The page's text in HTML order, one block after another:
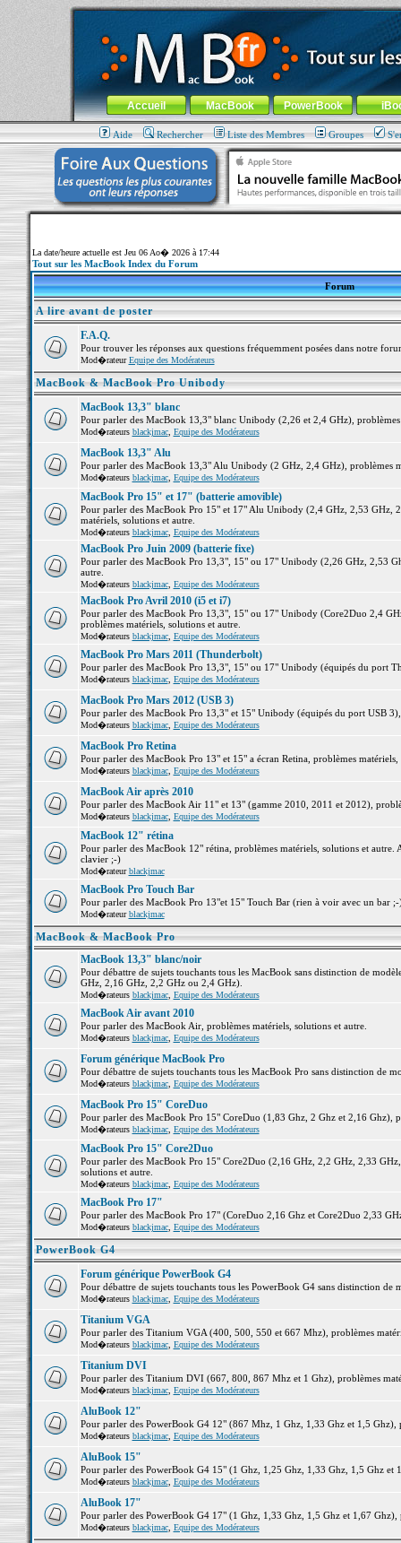
MacBook-fr.com : 100% Apple... 100% nomade !
Aller au contenu-Aller au menu général-Aller au menu de
Menu général
Accueil MacBook PowerBook
Aide Rechercher Liste des Membres Groupes
La date/heure actuelle est Jeu 06 Ao� 2026 à 17:44
Tout sur les MacBook Index du Forum
Forum
A lire avant de poster
F.A.Q.
Pour trouver les réponses aux questions fréquemment posées dans notre
Mod�rateurEquipe des Modérateurs
MacBook & MacBook Pro Unibody
MacBook 13,3" blanc
Pour parler des MacBook 13,3" blanc Unibody (2,26 et 2,4 GHz),
Mod�rateurs blackjmac, Equipe des Modérateurs
MacBook 13,3" Alu
Pour parler des MacBook 13,3" Alu Unibody (2 GHz, 2,4 GHz), problèmes
Mod�rateurs blackjmac, Equipe des Modérateurs
MacBook Pro 15" et 17" (batterie amovible)
Pour parler des MacBook Pro 15" et 17" Alu Unibody (2,4 GHz, 2,53 GHz,
matériels, solutions et autre.
Mod�rateurs blackjmac, Equipe des Modérateurs
MacBook Pro Juin 2009 (batterie fixe)
Pour parler des MacBook Pro 13,3", 15" ou 17" Unibody (2,26 GHz, 2,53
autre.
Mod�rateurs blackjmac, Equipe des Modérateurs
MacBook Pro Avril 2010 (i5 et i7)
Pour parler des MacBook Pro 13,3", 15" ou 17" Unibody (Core2Duo 2,4
problèmes matériels, solutions et autre.
Mod�rateurs blackjmac, Equipe des Modérateurs
MacBook Pro Mars 2011 (Thunderbolt)
Pour parler des MacBook Pro 13,3", 15" ou 17" Unibody (équipés du port
Mod�rateurs blackjmac, Equipe des Modérateurs
MacBook Pro Mars 2012 (USB 3)
Pour parler des MacBook Pro 13,3" et 15" Unibody (équipés du port USB
Mod�rateurs blackjmac, Equipe des Modérateurs
MacBook Pro Retina
Pour parler des MacBook Pro 13" et 15" a écran Retina, problèmes matériels,
Mod�rateurs blackjmac, Equipe des Modérateurs
MacBook Air après 2010
Pour parler des MacBook Air 11" et 13" (gamme 2010, 2011 et 2012),
Mod�rateurs blackjmac, Equipe des Modérateurs
MacBook 12" rétina
Pour parler des MacBook 12" rétina, problèmes matériels, solutions et
clavier ;-)
Mod�rateurblackjmac
MacBook Pro Touch Bar
Pour parler des MacBook Pro 13"et 15" Touch Bar (rien à voir avec un bar
Mod�rateurblackjmac
MacBook & MacBook Pro
MacBook 13,3" blanc/noir
Pour débattre de sujets touchants tous les MacBook sans distinction de
GHz, 2,16 GHz, 2,2 GHz ou 2,4 GHz).
Mod�rateurs blackjmac, Equipe des Modérateurs
MacBook Air avant 2010
Pour parler des MacBook Air, problèmes matériels, solutions et autre.
Mod�rateurs blackjmac, Equipe des Modérateurs
Forum générique MacBook Pro
Pour débattre de sujets touchants tous les MacBook Pro sans distinction de
Mod�rateurs blackjmac, Equipe des Modérateurs
MacBook Pro 15" CoreDuo
Pour parler des MacBook Pro 15" CoreDuo (1,83 Ghz, 2 Ghz et 2,16 Ghz),
Mod�rateurs blackjmac, Equipe des Modérateurs
MacBook Pro 15" Core2Duo
Pour parler des MacBook Pro 15" Core2Duo (2,16 GHz, 2,2 GHz, 2,33
solutions et autre.
Mod�rateurs blackjmac, Equipe des Modérateurs
MacBook Pro 17"
Pour parler des MacBook Pro 17" (CoreDuo 2,16 Ghz et Core2Duo 2,33
Mod�rateurs blackjmac, Equipe des Modérateurs
PowerBook G4
Forum générique PowerBook G4
Pour débattre de sujets touchants tous les PowerBook G4 sans distinction de
Mod�rateurs blackjmac, Equipe des Modérateurs
Titanium VGA
Pour parler des Titanium VGA (400, 500, 550 et 667 Mhz), problèmes
Mod�rateurs blackjmac, Equipe des Modérateurs
Titanium DVI
Pour parler des Titanium DVI (667, 800, 867 Mhz et 1 Ghz), problèmes
Mod�rateurs blackjmac, Equipe des Modérateurs
AluBook 12"
Pour parler des PowerBook G4 12" (867 Mhz, 1 Ghz, 1,33 Ghz et 1,5 Ghz),
Mod�rateurs blackjmac, Equipe des Modérateurs
AluBook 15"
Pour parler des PowerBook G4 15" (1 Ghz, 1,25 Ghz, 1,33 Ghz, 1,5 Ghz et
Mod�rateurs blackjmac, Equipe des Modérateurs
AluBook 17"
Pour parler des PowerBook G4 17" (1 Ghz, 1,33 Ghz, 1,5 Ghz et 1,67 Ghz),
Mod�rateurs blackjmac, Equipe des Modérateurs